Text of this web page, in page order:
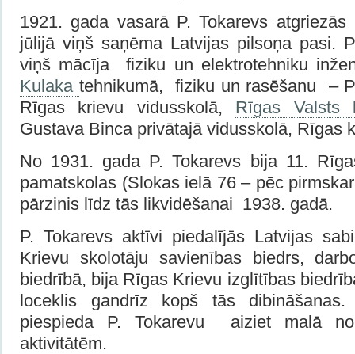
1921. gada vasarā P. Tokarevs
jūlijā viņš saņēma Latvijas pilsoņa pasi.
viņš mācīja fiziku un elektrotehniku
Kulaka tehnikumā, fiziku un rasēšanu –
Rīgas krievu vidusskolā, Rīgas Valsts
Gustava Binca privātajā vidusskolā, Rīgas
No 1931. gada P. Tokarevs bija 11.
pamatskolas (Slokas ielā 76 – pēc
pārzinis līdz tās likvidēšanai 1938. gadā.
P. Tokarevs aktīvi piedalījās Latvijas
Krievu skolotāju savienības biedrs,
biedrībā, bija Rīgas Krievu izglītības
loceklis gandrīz kopš tās
piespieda P. Tokarevu aiziet malā
aktivitātēm.